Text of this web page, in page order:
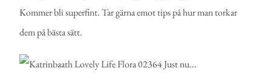
Kommer bli superfint. Tar gärna emot tips på hur man torkar
dem på bästa sätt.